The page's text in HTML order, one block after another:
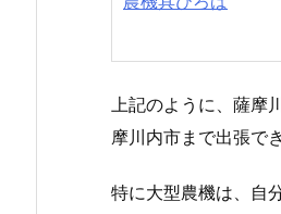
上記のように、薩
摩川内市まで出張で
特に大型農機は、自